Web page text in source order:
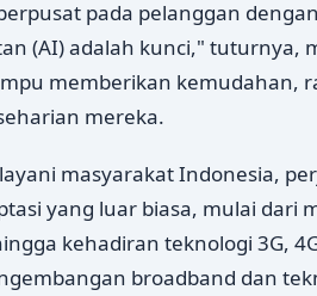
pada pelanggan
(AI) adalah kunci," tuturnya,
memberikan kemudahan,
mereka.
masyarakat Indonesia,
yang luar biasa, mulai dari
kehadiran teknologi 3G,
broadband dan